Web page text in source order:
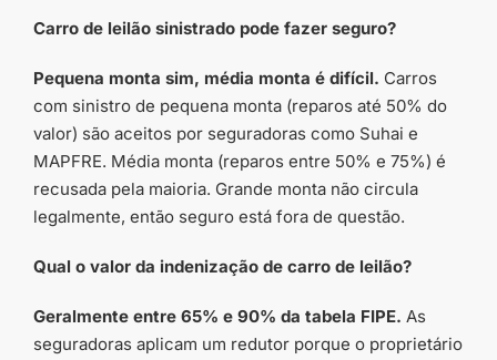
Carro de leilão sinistrado pode fazer seguro?
Pequena monta sim, média monta é difícil. Carros
com sinistro de pequena monta (reparos até 50% do
valor) são aceitos por seguradoras como Suhai e
MAPFRE. Média monta (reparos entre 50% e 75%) é
recusada pela maioria. Grande monta não circula
legalmente, então seguro está fora de questão.
Qual o valor da indenização de carro de leilão?
Geralmente entre 65% e 90% da tabela FIPE. As
seguradoras aplicam um redutor porque o proprietário